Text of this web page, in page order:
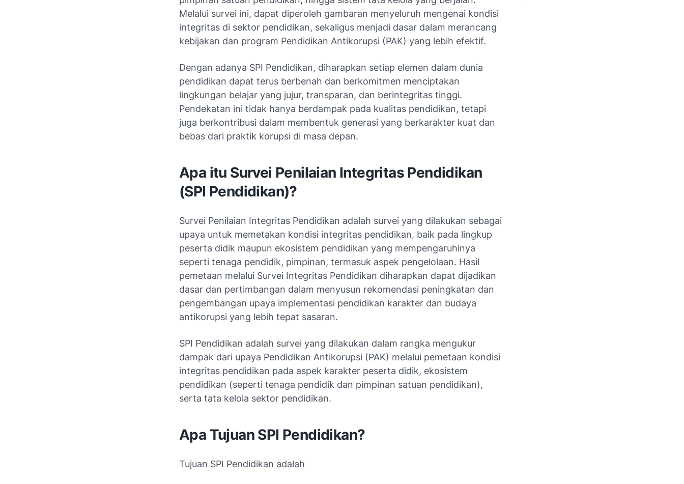
Melalui survei ini, dapat diperoleh gambaran menyeluruh mengenai kondisi
integritas di sektor pendidikan, sekaligus menjadi dasar dalam merancang
kebijakan dan program Pendidikan Antikorupsi (PAK) yang lebih efektif.
Dengan adanya SPI Pendidikan, diharapkan setiap elemen dalam dunia
pendidikan dapat terus berbenah dan berkomitmen menciptakan
lingkungan belajar yang jujur, transparan, dan berintegritas tinggi.
Pendekatan ini tidak hanya berdampak pada kualitas pendidikan, tetapi
juga berkontribusi dalam membentuk generasi yang berkarakter kuat dan
bebas dari praktik korupsi di masa depan.
Apa itu Survei Penilaian Integritas Pendidikan
(SPI Pendidikan)?
Survei Penilaian Integritas Pendidikan adalah survei yang dilakukan sebagai
upaya untuk memetakan kondisi integritas pendidikan, baik pada lingkup
peserta didik maupun ekosistem pendidikan yang mempengaruhinya
seperti tenaga pendidik, pimpinan, termasuk aspek pengelolaan. Hasil
pemetaan melalui Survei Integritas Pendidikan diharapkan dapat dijadikan
dasar dan pertimbangan dalam menyusun rekomendasi peningkatan dan
pengembangan upaya implementasi pendidikan karakter dan budaya
antikorupsi yang lebih tepat sasaran.
SPI Pendidikan adalah survei yang dilakukan dalam rangka mengukur
dampak dari upaya Pendidikan Antikorupsi (PAK) melalui pemetaan kondisi
integritas pendidikan pada aspek karakter peserta didik, ekosistem
pendidikan (seperti tenaga pendidik dan pimpinan satuan pendidikan),
serta tata kelola sektor pendidikan.
Apa Tujuan SPI Pendidikan?
Tujuan SPI Pendidikan adalah